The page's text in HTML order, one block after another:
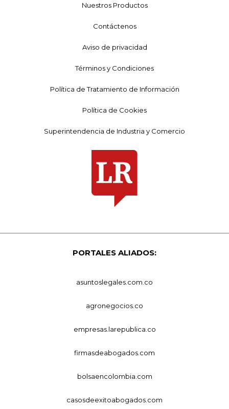
Nuestros Productos
Contáctenos
Aviso de privacidad
Términos y Condiciones
Política de Tratamiento de Información
Política de Cookies
Superintendencia de Industria y Comercio
PORTALES ALIADOS:
asuntoslegales.com.co
agronegocios.co
empresas.larepublica.co
firmasdeabogados.com
bolsaencolombia.com
casosdeexitoabogados.com